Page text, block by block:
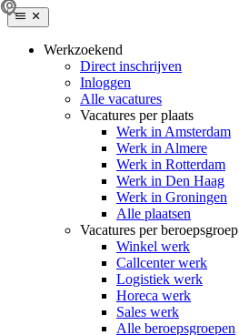
Werkzoekend
Direct inschrijven
Inloggen
Alle vacatures
Vacatures per plaats
Werk in Amsterdam
Werk in Almere
Werk in Rotterdam
Werk in Den Haag
Werk in Groningen
Alle plaatsen
Vacatures per beroepsgroep
Winkel werk
Callcenter werk
Logistiek werk
Horeca werk
Sales werk
Alle beroepsgroepen